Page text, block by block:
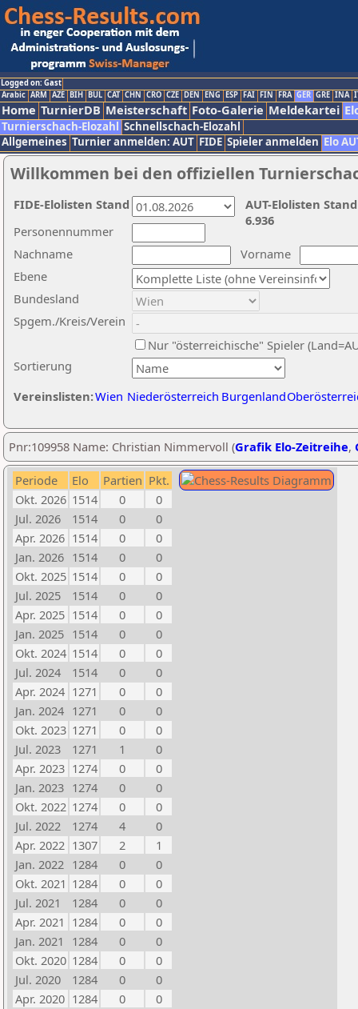
Logged on: Gast
Arabic ARM AZE BIH BUL CAT CHN CRO CZE DEN ENG ESP FAI FIN FRA GER GRE INA
Home TurnierDB Meisterschaft Foto-Galerie Meldekartei
Turnierschach-Elozahl Schnellschach-Elozahl
Allgemeines Turnier anmelden: AUT FIDE Spieler anmelden Elo
Willkommen bei den offiziellen
Nachname
Vorname
Ebene
Sortierung
Personennummer
Bundesland
Spgem./Kreis/Verein
Nur "österreichische" Spieler
Vereinslisten:Wien Niederösterreich Burgenland
AUT-Elolisten
6.936
FIDE-Elolisten Stand
Pnr:109958 Name: Christian Nimmervoll (Grafik Elo-Zeitreihe,
Periode Elo Partien Pkt.
Okt. 2026 1514 0
0
Jul. 2026
1514 0
0
Apr. 2026 1514 0
0
Jan. 2026 1514 0
0
Okt. 2025 1514 0
0
Jul. 2025
1514 0
0
Apr. 2025 1514 0
0
Jan. 2025 1514 0
0
Okt. 2024 1514 0
0
Jul. 2024
1514 0
0
Apr. 2024 1271 0
0
Jan. 2024 1271 0
0
Okt. 2023 1271 0
0
Jul. 2023
1271 1
0
Apr. 2023 1274 0
0
Jan. 2023 1274 0
0
Okt. 2022 1274 0
0
Jul. 2022
1274 4
0
Apr. 2022 1307 2
1
Jan. 2022 1284 0
0
Okt. 2021 1284 0
0
Jul. 2021
1284 0
0
Apr. 2021 1284 0
0
Jan. 2021
1284 0
0
Okt. 2020 1284 0
0
Jul. 2020
1284 0
0
Apr. 2020 1284 0
0